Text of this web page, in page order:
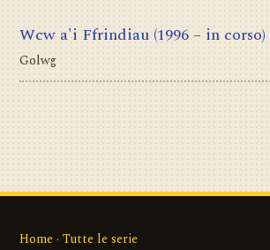
Wcw a'i Ffrindiau (1996 – in corso)
Golwg
Home · Tutte le serie